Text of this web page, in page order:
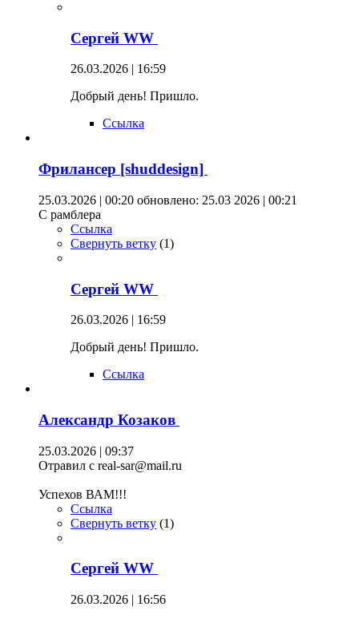
Сергей WW
26.03.2026 | 16:59
Добрый день! Пришло.
Ссылка
Фрилансер [shuddesign]
25.03.2026 | 00:20 обновлено: 25.03 2026 | 00:21
С рамблера
Ссылка
Свернуть ветку (1)
Сергей WW
26.03.2026 | 16:59
Добрый день! Пришло.
Ссылка
Александр Козаков
25.03.2026 | 09:37
Отравил с real-sar@mail.ru
Успехов ВАМ!!!
Ссылка
Свернуть ветку (1)
Сергей WW
26.03.2026 | 16:56